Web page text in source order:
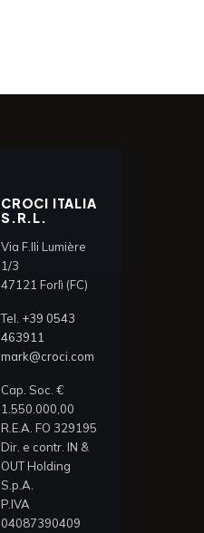
CROCI ITALIA
S.R.L.
Via F.lli Lumière
1/3
47121 Forlì (FC)
Tel. +39 0543
463911
mark@croci.com
Cap. Soc. €
1.550.000,00
R.E.A. FO 329195
Dir. e contr. IN &
OUT Holding
S.p.A.
P.IVA
04087390409